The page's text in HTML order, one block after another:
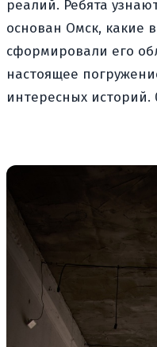
реалий. Ребята
основан Омск, какие
сформировали его
настоящее
интересных историй.